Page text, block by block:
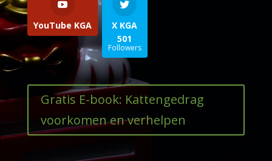
YouTube KGA
X KGA
501
Followers
Gratis E-book: Kattengedrag
voorkomen en verhelpen